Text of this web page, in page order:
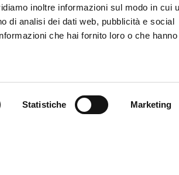
inoltre informazioni sul modo in cui
di analisi dei dati web, pubblicità e social
che hai fornito loro o che hanno
Statistiche Marketing
le soluzioni da fuori. Sette i gol
con i media per il tecnico a Villa Rostan
Divise bianche da trasferta lunedì in
dei 130 anni iper venduta in
ultimi biglietti del terzo anello blu. Si
segnala un miglioramento lunedì:
Gudmundsson primatista assoluto di